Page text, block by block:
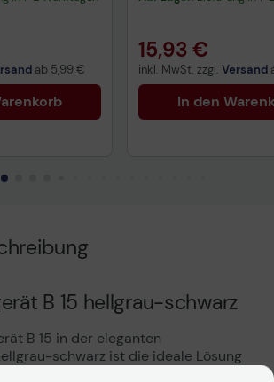
ab 5,99 €
15,93 €
inkl. MwSt. zzgl. Versand
In den
B 15 hellgrau-schwarz
B 15 in der eleganten
schwarz ist die ideale Lösung